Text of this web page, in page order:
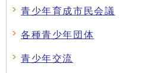
青少年育成市民会議
各種青少年団体
青少年交流